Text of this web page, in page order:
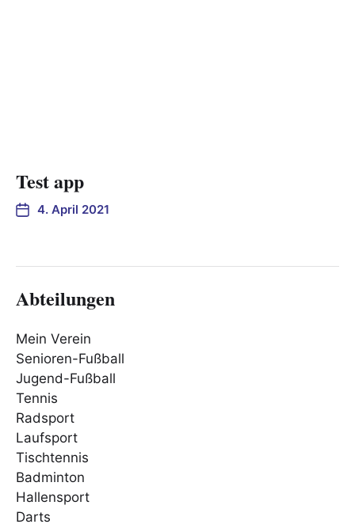
Test app
4. April 2021
Abteilungen
Mein Verein
Senioren-Fußball
Jugend-Fußball
Tennis
Radsport
Laufsport
Tischtennis
Badminton
Hallensport
Darts